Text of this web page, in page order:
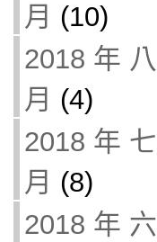
月 (10)
2018 年 八
月 (4)
2018 年 七
月 (8)
2018 年 六